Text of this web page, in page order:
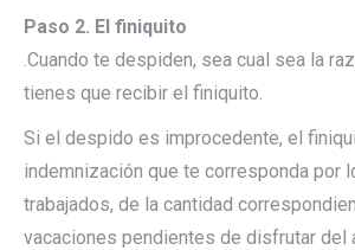
Paso 2. El finiquito
.Cuando te despiden, sea cual sea la
tienes que recibir el finiquito.
Si el despido es improcedente, el
indemnización que te corresponda por
trabajados, de la cantidad
vacaciones pendientes de disfrutar del